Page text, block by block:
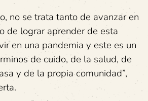
no se trata tanto de avanzar en
de lograr aprender de esta
en una pandemia y este es un
de cuido, de la salud, de
y de la propia comunidad”,